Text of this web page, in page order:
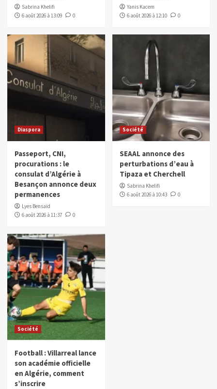
Sabrina Khelifi
6 août 2026 à 13:09
0
Yanis Kacem
6 août 2026 à 12:10
0
Diaspora
Passeport, CNI,
procurations : le
consulat d’Algérie à
Besançon annonce deux
permanences
Lyes Bensaïd
6 août 2026 à 11:37
0
Société
SEAAL annonce des
perturbations d’eau à
Tipaza et Cherchell
Sabrina Khelifi
6 août 2026 à 10:43
0
Société
Football : Villarreal lance
son académie officielle
en Algérie, comment
s’inscrire